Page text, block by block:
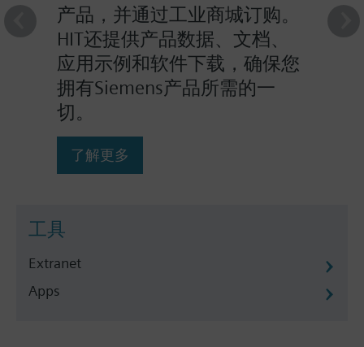
产品，并通过工业商城订购。
HIT还提供产品数据、文档、
应用示例和软件下载，确保您
拥有Siemens产品所需的一
切。
了解更多
工具
Extranet
Apps